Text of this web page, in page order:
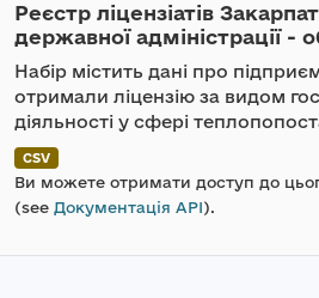
Реєстр ліцензіатів
державної адміністрації -
Набір містить дані про
отримали ліцензію за видом
діяльності у сфері
CSV
Ви можете отримати доступ до
(see Документація API).